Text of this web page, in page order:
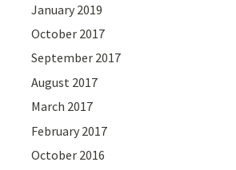
January 2019
October 2017
September 2017
August 2017
March 2017
February 2017
October 2016